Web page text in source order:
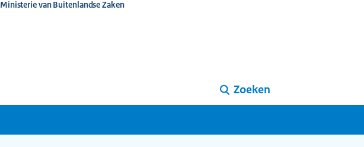
Ministerie van Buitenlandse Zaken
Zoeken